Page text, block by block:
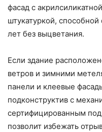
фасад с
штукатуркой, способной
лет без выцветания.
Если здание
ветров и зимними
панели и клеевые
подконструктив с
сертифицированным
позволит избежать